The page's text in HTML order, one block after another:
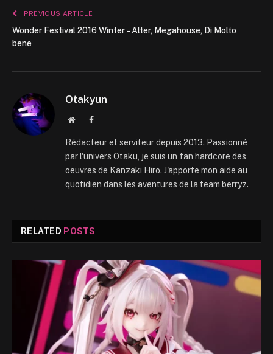
PREVIOUS ARTICLE
Wonder Festival 2016 Winter – Alter, Megahouse, Di Molto
bene
Otakyun
WebsiteFacebook
Rédacteur et serviteur depuis 2013. Passionné
par l'univers Otaku, je suis un fan hardcore des
oeuvres de Kanzaki Hiro. J'apporte mon aide au
quotidien dans les aventures de la team berryz.
RELATED POSTS